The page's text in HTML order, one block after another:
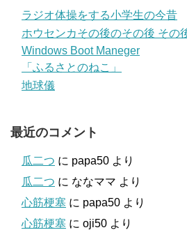
ラジオ体操をする小学生の今昔
ホウセンカその後のその後 その
Windows Boot Maneger
「ふるさとのねこ」
地球儀
最近のコメント
瓜二つ に papa50 より
瓜二つ に ななママ より
心筋梗塞 に papa50 より
心筋梗塞 に oji50 より